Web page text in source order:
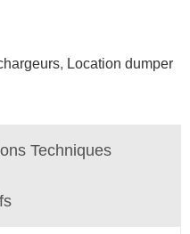
, Location dumper
Techniques